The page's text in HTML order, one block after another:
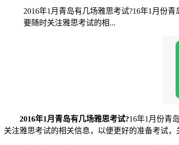
2016年1月青岛有几场雅思考试?16年1月份
要随时关注雅思考试的相...
2016年1月青岛有几场雅思考试?16年1月份青
关注雅思考试的相关信息，以便更好的准备考试，